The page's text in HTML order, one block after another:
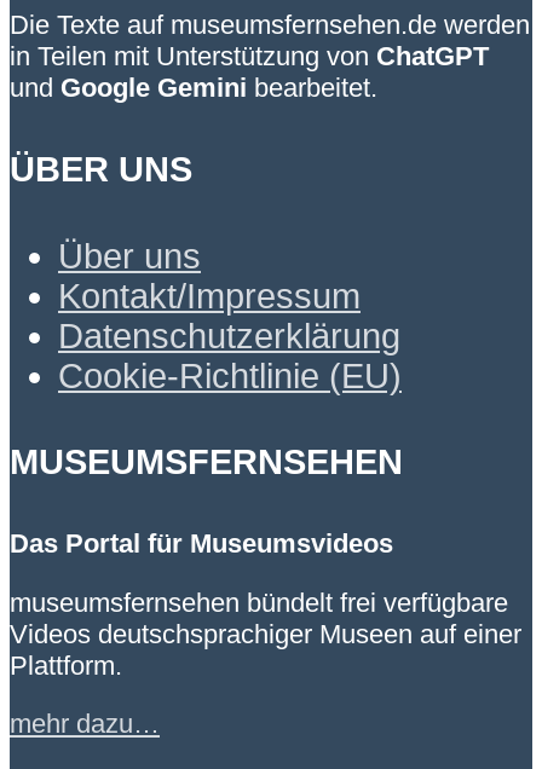
Die Texte auf museumsfernsehen.de werden
in Teilen mit Unterstützung von ChatGPT
und Google Gemini bearbeitet.
ÜBER UNS
Über uns
Kontakt/Impressum
Datenschutzerklärung
Cookie-Richtlinie (EU)
MUSEUMSFERNSEHEN
Das Portal für Museumsvideos
museumsfernsehen bündelt frei verfügbare
Videos deutschsprachiger Museen auf einer
Plattform.
mehr dazu…